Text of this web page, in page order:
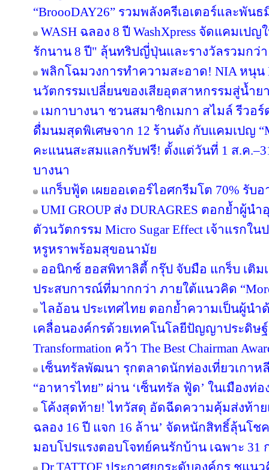
“BroooDAY26” รวมพลังครีเอเตอร์และพั
WASH ฉลอง 8 ปี WashXpress จัดแคมเป
รักนาน 8 ปี" ลุ้นทริปญี่ปุ่นและรางวัลรวมกว่า
พลิกโฉมวงการทำความสะอาด! NIA หนุน
นวัตกรรมเปลี่ยนของเสียอุตสาหกรรมสู่น้ำ
เมกาบางนา ชวนสมาชิกเมกา สไมล์ รีวอ
ดื่มนมสุดพิเศษจาก 12 ร้านดัง กับแคมเปญ
คะแนนสะสมแลกรับฟรี! ตั้งแต่วันที่ 1 ส.ค
บางนา
แกร็บฟู้ด เผยออเดอร์ไอศกรีมโต 70% รับอ
UMI GROUP ส่ง DURAGRES ตอกย้ำผู้น
ตัวนวัตกรรม Micro Sugar Effect เจ้าแรกใ
หรูหราพร้อมสุขอนามัย
ออนิกซ์ ฮอสพิทาลิตี้ กรุ๊ป จับมือ แกร็บ เติม
ประสบการณ์ที่มากกว่า ภายใต้แนวคิด “More
ไลอ้อน ประเทศไทย ตอกย้ำความเป็นผู้น
เคลื่อนองค์กรด้วยเทคโนโลยีปัญญาประดิษฐ์
Transformation คว้า The Best Chairman
เซ็นทรัลพัฒนา รุกตลาดนักท่องเที่ยวเกาห
“อาหารไทย” ผ่าน ‘เซ็นทรัล ฟู้ด’ ในเมืองท่อ
โค้งสุดท้าย! ไทวัสดุ อัดฉีดความคุ้มส่งท้า
ฉลอง 16 ปี แจก 16 ล้าน’ จัดหนักสิทธิ์ลุ้นโ
มอบโปรแรงตอบโจทย์คนรักบ้าน เฉพาะ 31
Dr.TATTOF ประกาศยกระดับองค์กร ชูแน